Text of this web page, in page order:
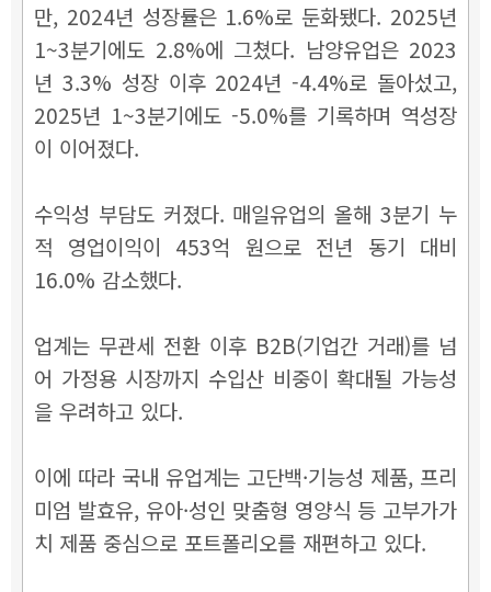
만, 2024년 성장률은 1.6%로 둔화됐다. 2025년
1~3분기에도 2.8%에 그쳤다. 남양유업은 2023
년 3.3% 성장 이후 2024년 -4.4%로 돌아섰고,
2025년 1~3분기에도 -5.0%를 기록하며 역성장
이 이어졌다.
수익성 부담도 커졌다. 매일유업의 올해 3분기 누
적 영업이익이 453억 원으로 전년 동기 대비
16.0% 감소했다.
업계는 무관세 전환 이후 B2B(기업간 거래)를 넘
어 가정용 시장까지 수입산 비중이 확대될 가능성
을 우려하고 있다.
이에 따라 국내 유업계는 고단백·기능성 제품, 프리
미엄 발효유, 유아·성인 맞춤형 영양식 등 고부가가
치 제품 중심으로 포트폴리오를 재편하고 있다.